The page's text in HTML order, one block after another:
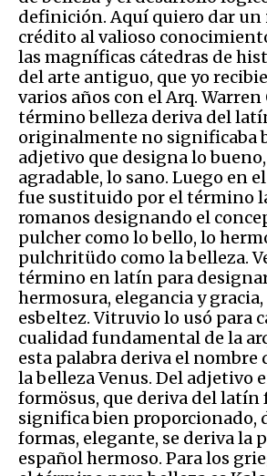
definición. Aquí quiero dar
crédito al valioso
las magníficas cátedras de
del arte antiguo, que yo
varios años con el Arq. Warren
término belleza deriva del
originalmente no significaba
adjetivo que designa lo
agradable, lo sano. Luego en
fue sustituido por el término
romanos designando el
pulcher como lo bello, lo
pulchritüdo como la belleza.
término en latín para
hermosura, elegancia y
esbeltez. Vitruvio lo usó para
cualidad fundamental de la
esta palabra deriva el nombre
la belleza Venus. Del adjetivo
formösus, que deriva del latín
significa bien proporcionado,
formas, elegante, se deriva la
español hermoso. Para los